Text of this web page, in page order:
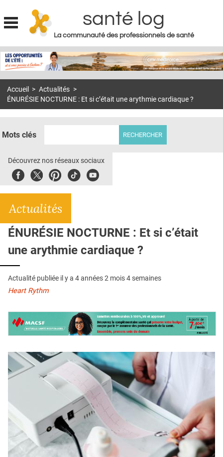
Jump to navigation
santé log
La communauté des professionnels de santé
MON COMPTE
S'ABONNER À LA REVUE SOIN À DOMICILE
DOSSIERS
E-REVUE SAD
L'APP
QUI SOMMES-NOUS ?
PUBLICITÉ
CONDITIONS GÉNÉRALES
CONTACT
Accueil > Actualités >
ÉNURÉSIE NOCTURNE : Et si c’était une arythmie cardiaque ?
Mots clés
Découvrez nos réseaux sociaux
FacebookTwitterPinterest
TiktokYoubute
Actualités
ÉNURÉSIE NOCTURNE : Et si c’était
une arythmie cardiaque ?
Actualité publiée il y a 4 années 2 mois 4 semaines
Heart Rythm